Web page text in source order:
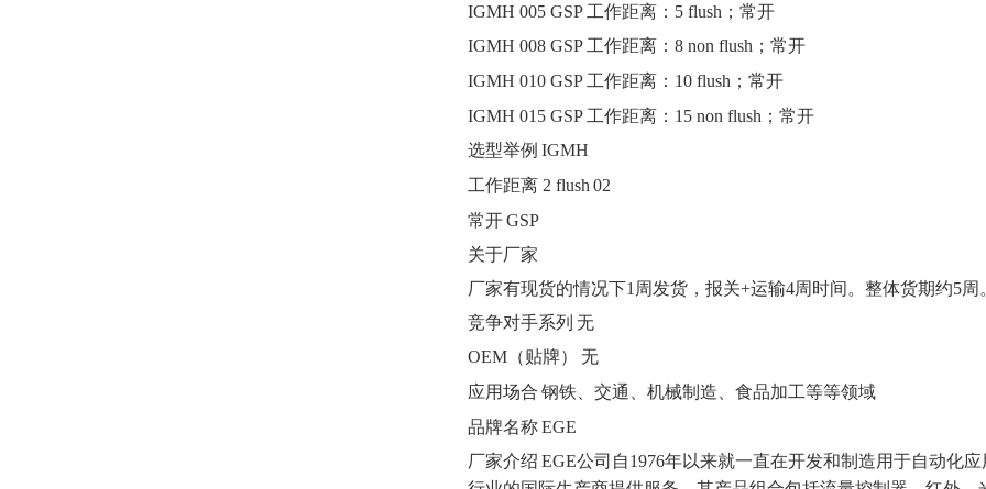
IGMH 005 GSP 工作距离： 5 flush；常开
IGMH 008 GSP 工作距离： 8 non flush；常开
IGMH 010 GSP 工作距离： 10 flush；常开
IGMH 015 GSP 工作距离： 15 non flush；常开
选型举例 IGMH
工作距离 2 flush 02
常开GSP
关于厂家
厂家有现货的情况下1周发货，报关+运输4周时间。整体货期约5周
竞争对手系列 无
OEM（贴牌）
无
应用场合 钢铁、交通、机械制造、食品加工等等领域
品牌名称EGE
厂家介绍 EGE公司自1976年以来就一直在开发和制造用于自动化